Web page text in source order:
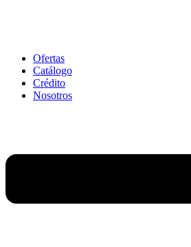
Ofertas
Catálogo
Crédito
Nosotros